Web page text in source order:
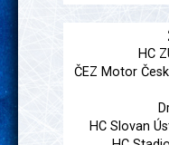
HC
ČEZ Motor
HC Slovan